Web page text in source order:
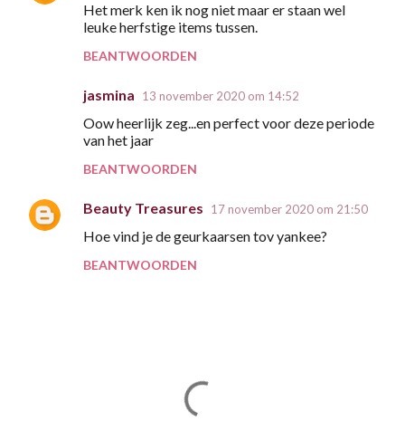
Het merk ken ik nog niet maar er staan wel
leuke herfstige items tussen.
BEANTWOORDEN
jasmina 13 november 2020 om 14:52
Oow heerlijk zeg...en perfect voor deze periode
van het jaar
BEANTWOORDEN
Beauty Treasures 17 november 2020 om 21:50
Hoe vind je de geurkaarsen tov yankee?
BEANTWOORDEN